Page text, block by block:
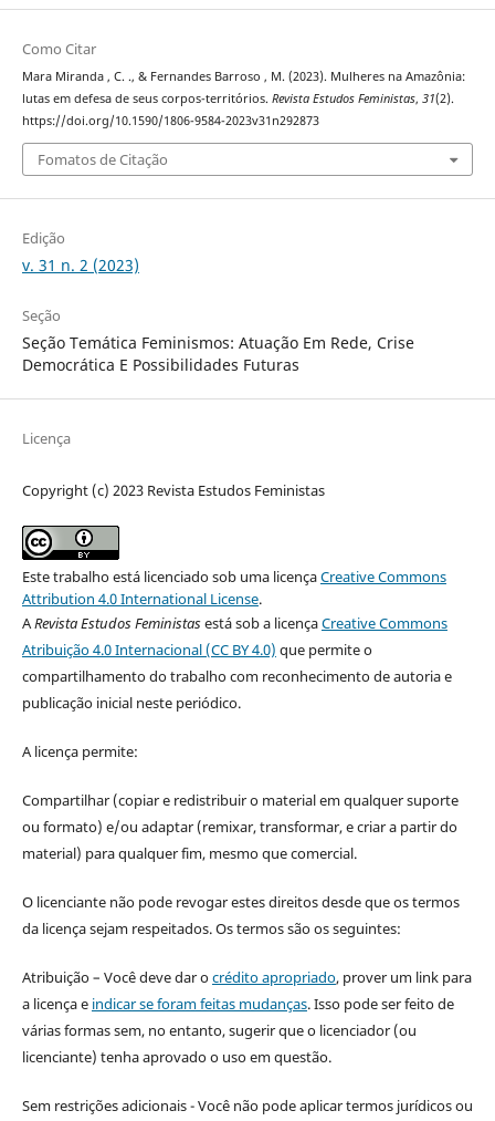
Como Citar
Mara Miranda , C. ., & Fernandes Barroso , M. (2023). Mulheres na Amazônia:
lutas em defesa de seus corpos-territórios. Revista Estudos Feministas, 31(2).
https://doi.org/10.1590/1806-9584-2023v31n292873
Fomatos de Citação
Edição
v. 31 n. 2 (2023)
Seção
Seção Temática Feminismos: Atuação Em Rede, Crise
Democrática E Possibilidades Futuras
Licença
Copyright (c) 2023 Revista Estudos Feministas
Este trabalho está licenciado sob uma licençaCreative Commons
Attribution 4.0 International License.
ARevista Estudos Feministasestá sob a licençaCreative Commons
Atribuição 4.0 Internacional (CC BY 4.0) que permite o
compartilhamento do trabalho com reconhecimento de autoria e
publicação inicial neste periódico.
A licença permite:
Compartilhar (copiar e redistribuir o material em qualquer suporte
ou formato) e/ou adaptar (remixar, transformar, e criar a partir do
material) para qualquer fim, mesmo que comercial.
O licenciante não pode revogar estes direitos desde que os termos
da licença sejam respeitados. Os termos são os seguintes:
Atribuição – Você deve dar ocrédito apropriado, prover um link para
a licença e indicar se foram feitas mudanças. Isso pode ser feito de
várias formas sem, no entanto, sugerir que o licenciador (ou
licenciante) tenha aprovado o uso em questão.
Sem restrições adicionais - Você não pode aplicar termos jurídicos ou